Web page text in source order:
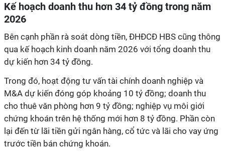
Kế hoạch doanh thu hơn 34 tỷ đồng trong năm
2026
Bên cạnh phần rà soát dòng tiền, ĐHĐCĐ HBS cũng thông
qua kế hoạch kinh doanh năm 2026 với tổng doanh thu
dự kiến hơn 34 tỷ đồng.
Trong đó, hoạt động tư vấn tài chính doanh nghiệp và
M&A dự kiến đóng góp khoảng 10 tỷ đồng; doanh thu
cho thuê văn phòng hơn 9 tỷ đồng; nghiệp vụ môi giới
chứng khoán trên hệ thống mới hơn 8 tỷ đồng. Phần còn
lại đến từ lãi tiền gửi ngân hàng, cổ tức và lãi cho vay ứng
trước tiền bán chứng khoán.